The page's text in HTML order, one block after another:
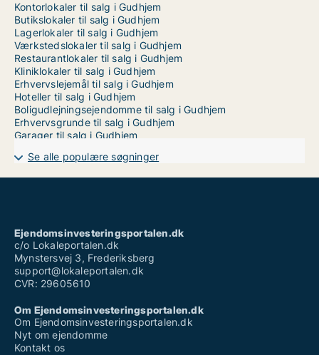
Kontorlokaler til salg i Gudhjem
Butikslokaler til salg i Gudhjem
Lagerlokaler til salg i Gudhjem
Værkstedslokaler til salg i Gudhjem
Restaurantlokaler til salg i Gudhjem
Kliniklokaler til salg i Gudhjem
Erhvervslejemål til salg i Gudhjem
Hoteller til salg i Gudhjem
Boligudlejningsejendomme til salg i Gudhjem
Erhvervsgrunde til salg i Gudhjem
Garager til salg i Gudhjem
Se alle populære søgninger
Ejendomsinvesteringsportalen.dk
c/o Lokaleportalen.dk
Mynstersvej 3, Frederiksberg
support@lokaleportalen.dk
CVR: 29605610
Om Ejendomsinvesteringsportalen.dk
Om Ejendomsinvesteringsportalen.dk
Nyt om ejendomme
Kontakt os